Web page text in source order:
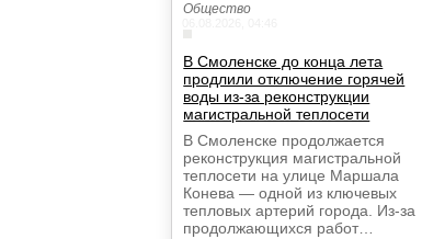
Общество
В Смоленске до конца лета
продлили отключение горячей
воды из-за реконструкции
магистральной теплосети
В Смоленске продолжается
реконструкция магистральной
теплосети на улице Маршала
Конева — одной из ключевых
тепловых артерий города. Из-за
продолжающихся работ…